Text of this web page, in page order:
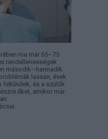
ma már 65–75
rendellenességek
második–harmadik
lassan, évek
feltűnőek, és a szülők
őket, amikor már